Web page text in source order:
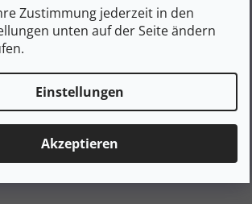
Zustimmung jederzeit in den
unten auf der Seite ändern
Einstellungen
Akzeptieren